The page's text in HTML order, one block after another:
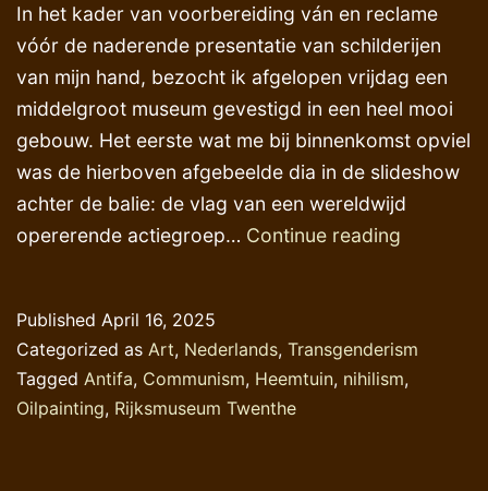
In het kader van voorbereiding ván en reclame
vóór de naderende presentatie van schilderijen
van mijn hand, bezocht ik afgelopen vrijdag een
middelgroot museum gevestigd in een heel mooi
gebouw. Het eerste wat me bij binnenkomst opviel
was de hierboven afgebeelde dia in de slideshow
achter de balie: de vlag van een wereldwijd
opererende actiegroep… Continue reading
maar
een
Published April 16, 2025
Categorized as Art, Nederlands, Transgenderism
Tagged Antifa, Communism, Heemtuin, nihilism,
Oilpainting, Rijksmuseum Twenthe